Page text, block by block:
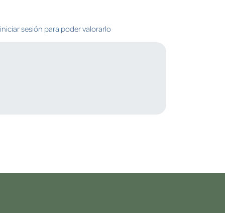
sesión para poder valorarlo